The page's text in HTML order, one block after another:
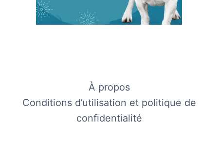
À propos
Conditions d’utilisation et politique de
confidentialité